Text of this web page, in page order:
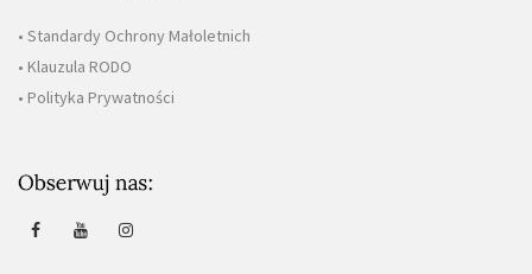
• Standardy Ochrony Małoletnich
• Klauzula RODO
• Polityka Prywatności